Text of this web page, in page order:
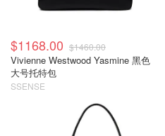
$1168.00 $1460.00
Vivienne Westwood Yasmine 黑色
大号托特包
SSENSE